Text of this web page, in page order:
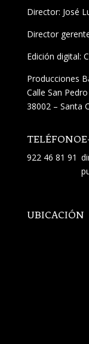
Director: José
Director
Edición digital:
Producciones
Calle San
38002 – Santa
TELÉFONO
922 46 81 91
UBICACIÓN